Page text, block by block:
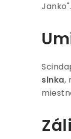
Janko".
slnka,